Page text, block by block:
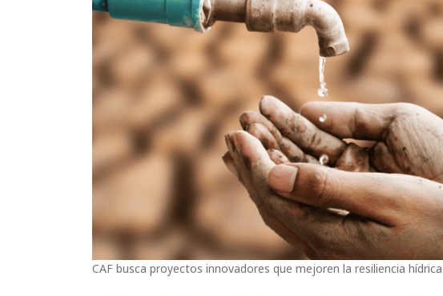
CAF busca proyectos innovadores que mejoren la resiliencia